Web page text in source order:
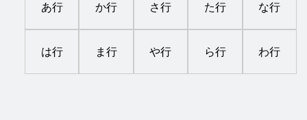
あ行 か行 さ行 た行 な行
は行 ま行 や行 ら行 わ行